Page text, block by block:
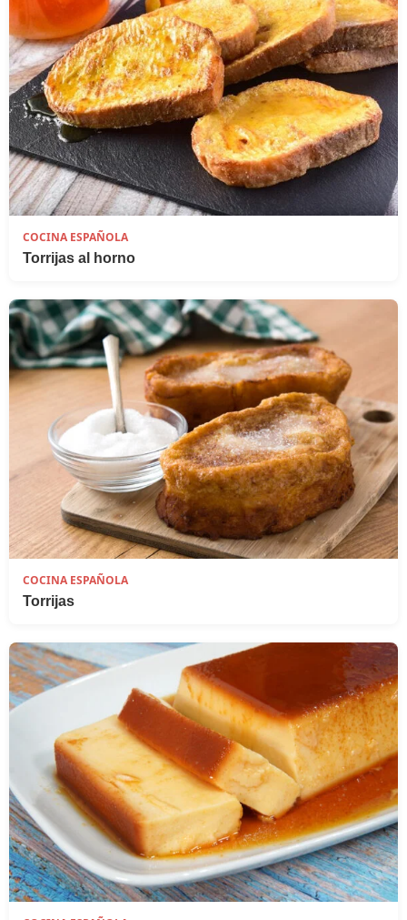
COCINA ESPAÑOLA
Torrijas al horno
COCINA ESPAÑOLA
Torrijas